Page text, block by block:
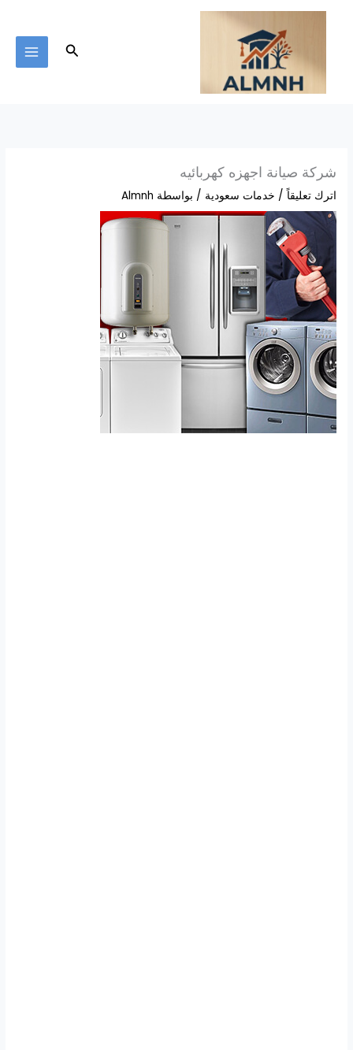
تخطي
البحث
شركة صيانة اجهزه كهربائيه
اترك تعليقاً / خدمات سعودية / بواسطة Almnh